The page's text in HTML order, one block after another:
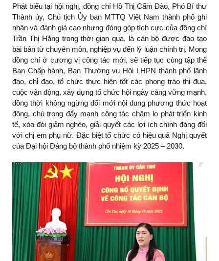
Phát biểu tại hội nghị, đồng chí Hồ Thị Cẩm Đào, Phó Bí thư
Thành ủy, Chủ tịch Ủy ban MTTQ Việt Nam thành phố ghi
nhận và đánh giá cao nhưng đóng góp tích cực của đồng chí
Trần Thị Hằng trong thời gian qua, là cán bộ được đào tạo
bài bản từ chuyên môn, nghiệp vụ đến lý luận chính trị. Mong
đồng chí ở cương vị công tác mới, sẽ tiếp tục cùng tập thể
Ban Chấp hành, Ban Thường vụ Hội LHPN thành phố lãnh
đạo, chỉ đạo, tổ chức thực hiện tốt các phong trào thi đua,
cuộc vận động, xây dựng tổ chức hội ngày càng vững mạnh,
đồng thời không ngừng đổi mới nội dung phương thức hoạt
động, chú trọng đẩy mạnh công tác chăm lo phát triển kinh
tế, xóa đói giảm nghèo, giải quyết các lợi ích chính đáng đối
với chị em phụ nữ. Đặc biệt tổ chức có hiệu quả Nghị quyết
của Đại hội Đảng bộ thành phố nhiệm kỳ 2025 – 2030.